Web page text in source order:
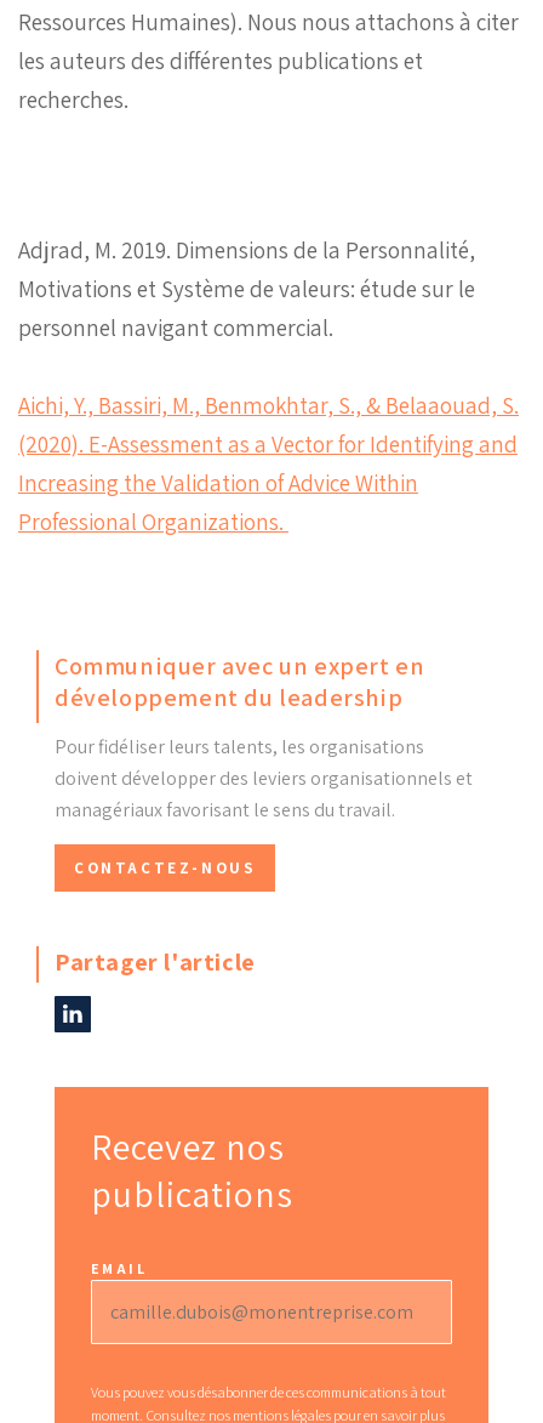
Ressources Humaines). Nous nous attachons à citer
les auteurs des différentes publications et
recherches.
Adjrad, M. 2019. Dimensions de la Personnalité,
Motivations et Système de valeurs: étude sur le
personnel navigant commercial.
Aichi, Y., Bassiri, M., Benmokhtar, S., & Belaaouad, S.
(2020). E-Assessment as a Vector for Identifying and
Increasing the Validation of Advice Within
Professional Organizations.
Communiquer avec un expert en
développement du leadership
Pour fidéliser leurs talents, les organisations
doivent développer des leviers organisationnels et
managériaux favorisant le sens du travail.
CONTACTEZ-NOUS
Partager l'article
Recevez nos
publications
EMAIL
Vous pouvez vous désabonner de ces communications à tout
moment. Consultez nos mentions légales pour en savoir plus